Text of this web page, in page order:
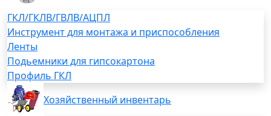
ГКЛ/ГКЛВ/ГВЛВ/АЦПЛ
Инструмент для монтажа и приспособления
Ленты
Подьемники для гипсокартона
Профиль ГКЛ
Хозяйственный инвентарь